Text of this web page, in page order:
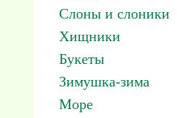
Слоны и слоники
Хищники
Букеты
Зимушка-зима
Море